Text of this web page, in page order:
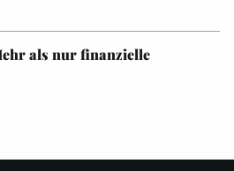
als nur finanzielle